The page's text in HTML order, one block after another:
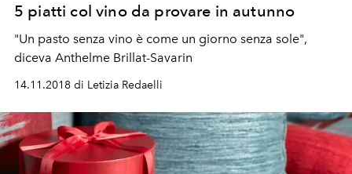
5 piatti col vino da provare in autunno
"Un pasto senza vino è come un giorno senza sole",
diceva Anthelme Brillat-Savarin
14.11.2018 di Letizia Redaelli